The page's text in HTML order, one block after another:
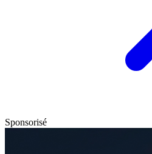
Sponsorisé